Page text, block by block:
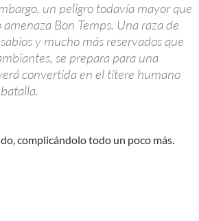
un peligro todavía mayor que
Bon Temps. Una raza de
y mucho más reservados que
se prepara para una
convertida en el títere humano
complicándolo todo un poco más.